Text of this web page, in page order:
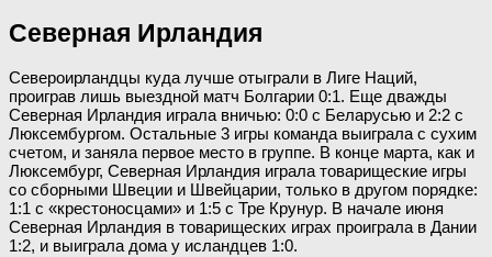
Северная Ирландия
Североирландцы куда лучше отыграли в Лиге Наций,
проиграв лишь выездной матч Болгарии 0:1. Еще дважды
Северная Ирландия играла вничью: 0:0 с Беларусью и 2:2 с
Люксембургом. Остальные 3 игры команда выиграла с сухим
счетом, и заняла первое место в группе. В конце марта, как и
Люксембург, Северная Ирландия играла товарищеские игры
со сборными Швеции и Швейцарии, только в другом порядке:
1:1 с «крестоносцами» и 1:5 с Тре Крунур. В начале июня
Северная Ирландия в товарищеских играх проиграла в Дании
1:2, и выиграла дома у исландцев 1:0.